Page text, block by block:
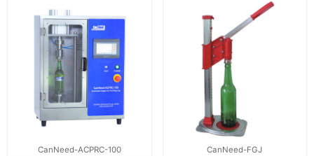
CanNeed-ACPRC-100
CanNeed-FGJ